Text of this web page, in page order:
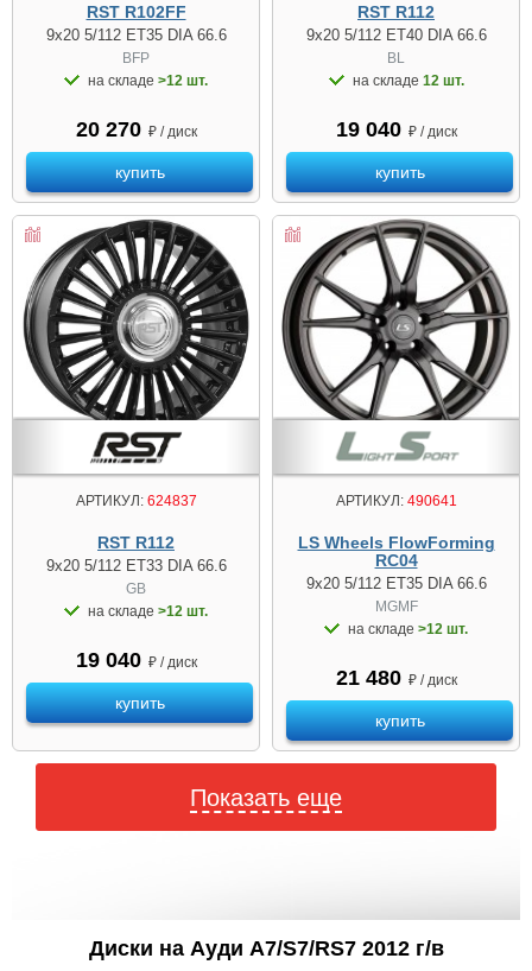
RST R102FF
9x20 5/112 ET35 DIA 66.6
BFP
на складе >12 шт.
20 270 ₽ / диск
купить
RST R112
9x20 5/112 ET40 DIA 66.6
BL
на складе 12 шт.
19 040 ₽ / диск
купить
АРТИКУЛ:624837
RST R112
9x20 5/112 ET33 DIA 66.6
GB
на складе >12 шт.
19 040 ₽ / диск
купить
АРТИКУЛ:490641
LS Wheels FlowForming
RC04
9x20 5/112 ET35 DIA 66.6
MGMF
на складе >12 шт.
21 480 ₽ / диск
купить
Показать еще
Диски на Ауди A7/S7/RS7 2012 г/в